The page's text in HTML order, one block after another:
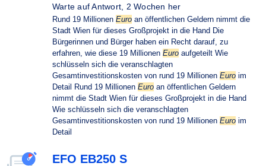
Warte auf Antwort, 2 Wochen her
Rund 19 Millionen Euro an öffentlichen Geldern nimmt die
Stadt Wien für dieses Großprojekt in die Hand Die
Bürgerinnen und Bürger haben ein Recht darauf, zu
erfahren, wie diese 19 Millionen Euro aufgeteilt Wie
schlüsseln sich die veranschlagten
Gesamtinvestitionskosten von rund 19 Millionen Euro im
Detail Rund 19 Millionen Euro an öffentlichen Geldern
nimmt die Stadt Wien für dieses Großprojekt in die Hand
Wie schlüsseln sich die veranschlagten
Gesamtinvestitionskosten von rund 19 Millionen Euro im
Detail
EFO EB250 S